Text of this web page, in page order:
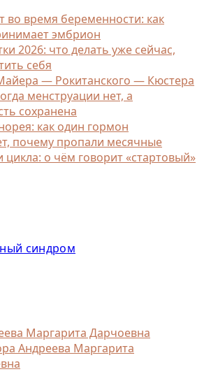
во время беременности: как
эмбрион
2026: что делать уже сейчас,
себя
— Рокитанского — Кюстера
менструации нет, а
сохранена
как один гормон
почему пропали месячные
цикла: о чём говорит «стартовый»
синдром
Андреева Маргарита